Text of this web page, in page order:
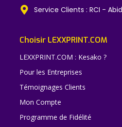
Service Clients : RCI -
Choisir LEXXPRINT.COM
LEXXPRINT.COM : Kesako ?
Pour les Entreprises
Témoignages Clients
Mon Compte
Programme de Fidélité